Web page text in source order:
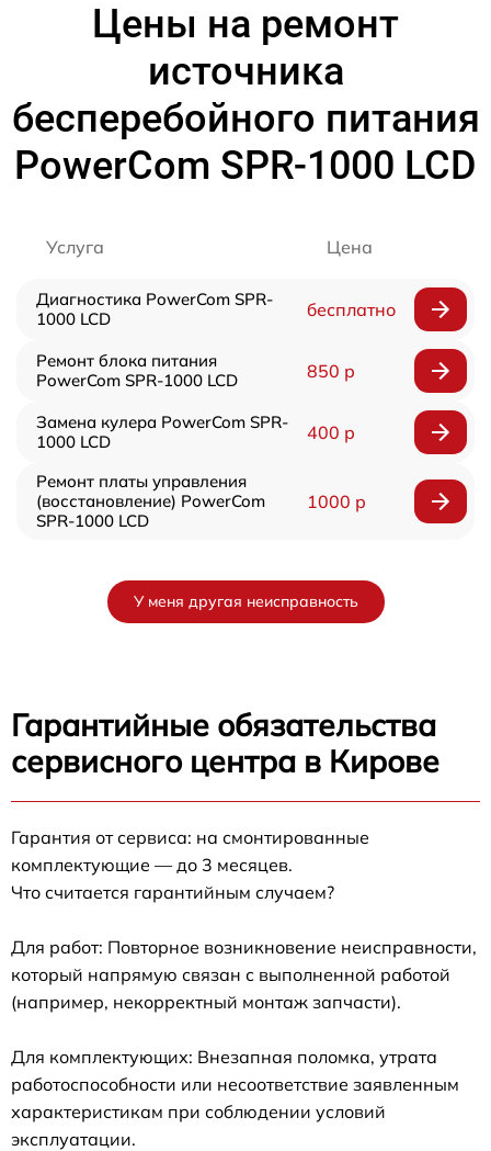
Цены на ремонт
источника
бесперебойного питания
PowerCom SPR-1000 LCD
Услуга Цена
Диагностика PowerCom SPR-
1000 LCD
бесплатно
Ремонт блока питания
PowerCom SPR-1000 LCD
850 р
Замена кулера PowerCom SPR-
1000 LCD
400 р
Ремонт платы управления
(восстановление) PowerCom
SPR-1000 LCD
1000 р
У меня другая неисправность
Гарантийные обязательства
сервисного центра в Кирове
Гарантия от сервиса: на смонтированные
комплектующие — до 3 месяцев.
Что считается гарантийным случаем?
Для работ: Повторное возникновение неисправности,
который напрямую связан с выполненной работой
(например, некорректный монтаж запчасти).
Для комплектующих: Внезапная поломка, утрата
работоспособности или несоответствие заявленным
характеристикам при соблюдении условий
эксплуатации.